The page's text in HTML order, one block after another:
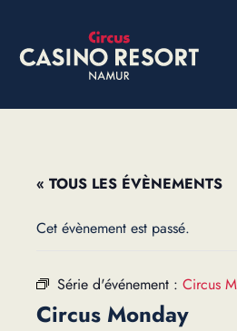
« TOUS LES ÉVÈNEMENTS
Cet évènement est passé.
Série d'événement : Circus
Circus Monday